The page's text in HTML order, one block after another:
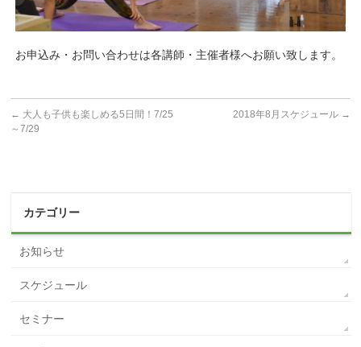
お申込み・お問い合わせは各講師・主催者様へお願い致します。
← 大人も子供も楽しめる5日間！7/25
～7/29
2018年8月スケジュール →
カテゴリー
お知らせ
スケジュール
セミナー